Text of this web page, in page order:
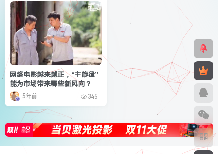
网络电影越来越正，“主旋律”
能为市场带来哪些新风向？
5年前 345